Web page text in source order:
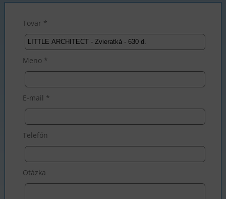
Tovar *
Meno *
E-mail *
Telefón
Otázka